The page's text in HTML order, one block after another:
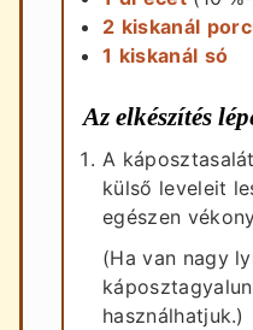
2 kiskanál
1 kiskanál só
Az elkészítés
A
külső leveleit
egészen
(Ha van nagy
használhatjuk.)